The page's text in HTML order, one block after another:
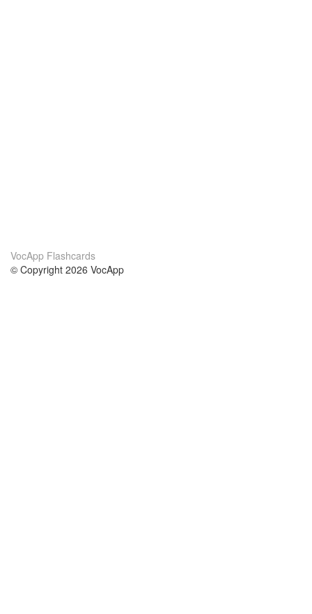
VocApp Flashcards
© Copyright 2026 VocApp